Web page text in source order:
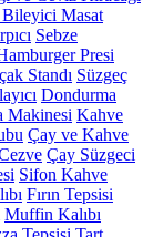
Bileyici Masat
Sebze
Presi
Standı Süzgeç
Dondurma
Makinesi Kahve
Çay ve Kahve
Çay Süzgeci
Sifon Kahve
Fırın Tepsisi
Muffin Kalıbı